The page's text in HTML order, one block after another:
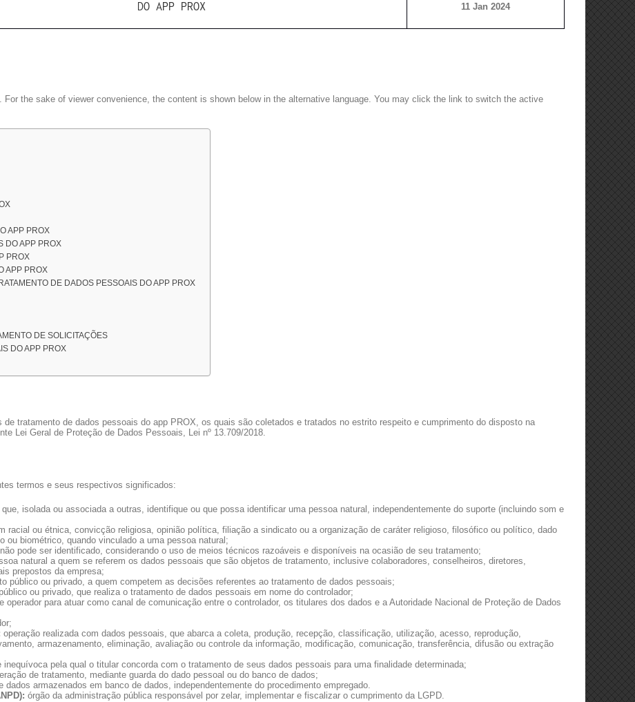
DO APP PROX
11 Jan 2024
. For the sake of viewer convenience, the content is shown below in the alternative language. You may click the link to switch the active
APP PROX
DO APP PROX
PROX
APP PROX
DE DADOS PESSOAIS DO APP PROX
DE SOLICITAÇÕES
DO APP PROX
tratamento de dados pessoais do app PROX, os quais são coletados e tratados no estrito respeito e cumprimento do disposto na
Lei Geral de Proteção de Dados Pessoais, Lei nº 13.709/2018.
termos e seus respectivos significados:
isolada ou associada a outras, identifique ou que possa identificar uma pessoa natural, independentemente do suporte (incluindo som e
racial ou étnica, convicção religiosa, opinião política, filiação a sindicato ou a organização de caráter religioso, filosófico ou político, dado
ou biométrico, quando vinculado a uma pessoa natural;
pode ser identificado, considerando o uso de meios técnicos razoáveis e disponíveis na ocasião de seu tratamento;
natural a quem se referem os dados pessoais que são objetos de tratamento, inclusive colaboradores, conselheiros, diretores,
prepostos da empresa;
público ou privado, a quem competem as decisões referentes ao tratamento de dados pessoais;
ou privado, que realiza o tratamento de dados pessoais em nome do controlador;
operador para atuar como canal de comunicação entre o controlador, os titulares dos dados e a Autoridade Nacional de Proteção de Dados
operação realizada com dados pessoais, que abarca a coleta, produção, recepção, classificação, utilização, acesso, reprodução,
armazenamento, eliminação, avaliação ou controle da informação, modificação, comunicação, transferência, difusão ou extração
pela qual o titular concorda com o tratamento de seus dados pessoais para uma finalidade determinada;
de tratamento, mediante guarda do dado pessoal ou do banco de dados;
dados armazenados em banco de dados, independentemente do procedimento empregado.
órgão da administração pública responsável por zelar, implementar e fiscalizar o cumprimento da LGPD.